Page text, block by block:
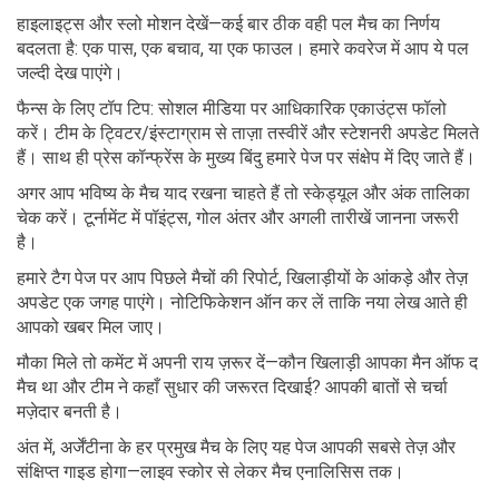
हाइलाइट्स और स्लो मोशन देखें—कई बार ठीक वही पल मैच का निर्णय
बदलता है: एक पास, एक बचाव, या एक फाउल। हमारे कवरेज में आप ये पल
जल्दी देख पाएंगे।
फैन्स के लिए टॉप टिप: सोशल मीडिया पर आधिकारिक एकाउंट्स फॉलो
करें। टीम के ट्विटर/इंस्टाग्राम से ताज़ा तस्वीरें और स्टेशनरी अपडेट मिलते
हैं। साथ ही प्रेस कॉन्फ्रेंस के मुख्य बिंदु हमारे पेज पर संक्षेप में दिए जाते हैं।
अगर आप भविष्य के मैच याद रखना चाहते हैं तो स्केड्यूल और अंक तालिका
चेक करें। टूर्नामेंट में पॉइंट्स, गोल अंतर और अगली तारीखें जानना जरूरी
है।
हमारे टैग पेज पर आप पिछले मैचों की रिपोर्ट, खिलाड़ीयों के आंकड़े और तेज़
अपडेट एक जगह पाएंगे। नोटिफिकेशन ऑन कर लें ताकि नया लेख आते ही
आपको खबर मिल जाए।
मौका मिले तो कमेंट में अपनी राय ज़रूर दें—कौन खिलाड़ी आपका मैन ऑफ द
मैच था और टीम ने कहाँ सुधार की जरूरत दिखाई? आपकी बातों से चर्चा
मज़ेदार बनती है।
अंत में, अर्जेंटीना के हर प्रमुख मैच के लिए यह पेज आपकी सबसे तेज़ और
संक्षिप्त गाइड होगा—लाइव स्कोर से लेकर मैच एनालिसिस तक।